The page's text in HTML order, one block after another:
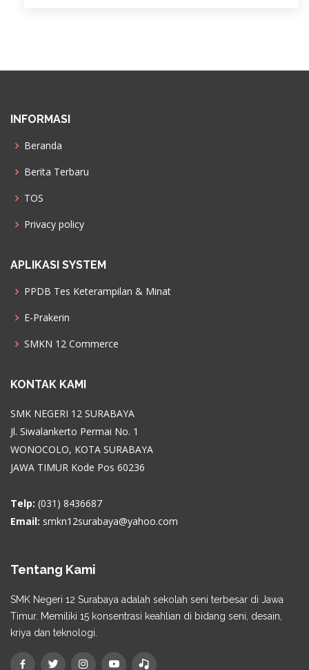
INFORMASI
Beranda
Berita Terbaru
TOS
Privacy policy
APLIKASI SYSTEM
PPDB Tes Keterampilan & Minat
E-Prakerin
SMKN 12 Commerce
KONTAK KAMI
SMK NEGERI 12 SURABAYA
Jl. Siwalankerto Permai No. 1
WONOCOLO, KOTA SURABAYA
JAWA TIMUR Kode Pos 60236
Telp: (031) 8436687
Email: smkn12surabaya@yahoo.com
Tentang Kami
SMK Negeri 12 Surabaya adalah sekolah seni terbesar di Jawa
Timur. Memiliki 15 konsentrasi keahlian di bidang seni, desain,
kriya dan teknologi.